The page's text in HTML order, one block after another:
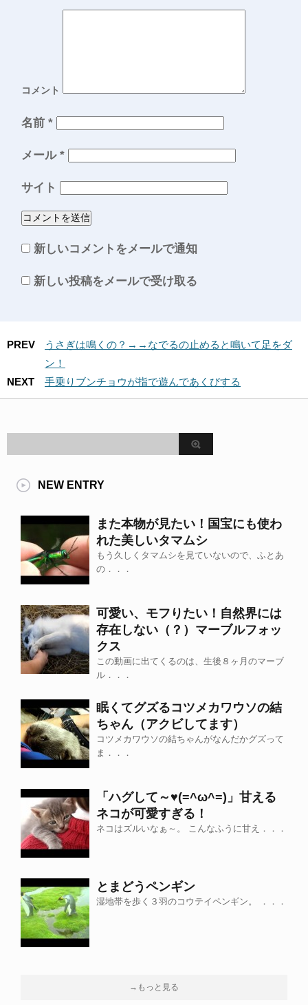
コメント
名前 *
メール *
サイト
新しいコメントをメールで通知
新しい投稿をメールで受け取る
PREV
うさぎは鳴くの？→→なでるの止めると鳴いて足をダ
ン！
NEXT
手乗りブンチョウが指で遊んであくびする
NEW ENTRY
また本物が見たい！国宝にも使わ
れた美しいタマムシ
もう久しくタマムシを見ていないので、ふとあ
の．．．
可愛い、モフりたい！自然界には
存在しない（？）マーブルフォッ
クス
この動画に出てくるのは、生後８ヶ月のマーブ
ル．．．
眠くてグズるコツメカワウソの結
ちゃん（アクビしてます）
コツメカワウソの結ちゃんがなんだかグズって
ま．．．
「ハグして～♥(=^ω^=)」甘える
ネコが可愛すぎる！
ネコはズルいなぁ～。 こんなふうに甘え．．．
とまどうペンギン
湿地帯を歩く３羽のコウテイペンギン。 ．．．
→もっと見る